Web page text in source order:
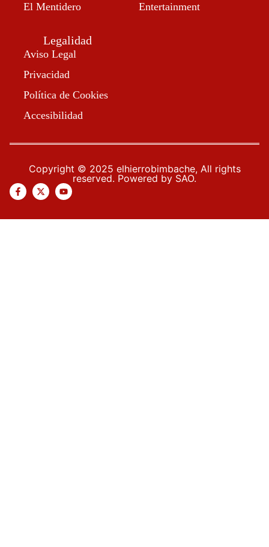
El Mentidero Entertainment
Legalidad
Aviso Legal
Privacidad
Política de Cookies
Accesibilidad
Copyright © 2025 elhierrobimbache, All rights
reserved. Powered by SAO.